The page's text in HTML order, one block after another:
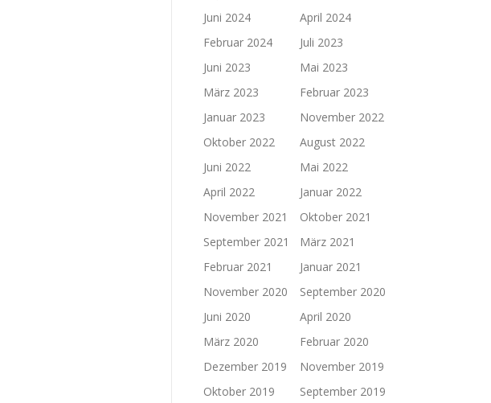
Juni 2024
April 2024
Februar 2024
Juli 2023
Juni 2023
Mai 2023
März 2023
Februar 2023
Januar 2023
November 2022
Oktober 2022
August 2022
Juni 2022
Mai 2022
April 2022
Januar 2022
November 2021
Oktober 2021
September 2021
März 2021
Februar 2021
Januar 2021
November 2020
September 2020
Juni 2020
April 2020
März 2020
Februar 2020
Dezember 2019
November 2019
Oktober 2019
September 2019